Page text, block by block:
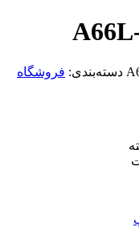
دسته‌بندی: فروشگاه